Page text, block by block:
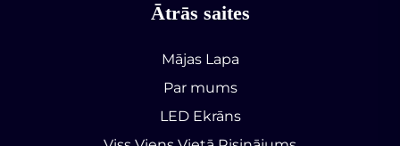
Ātrās saites
Mājas Lapa
Par mums
LED Ekrāns